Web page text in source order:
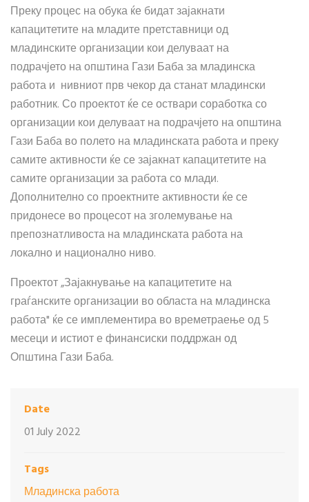
Преку процес на обука ќе бидат зајакнати
капацитетите на младите претставници од
младинските организации кои делуваат на
подрачјето на општина Гази Баба за младинска
работа и нивниот прв чекор да станат младински
работник. Со проектот ќе се оствари соработка со
организации кои делуваат на подрачјето на општина
Гази Баба во полето на младинската работа и преку
самите активности ќе се зајакнат капацитетите на
самите организации за работа со млади.
Дополнително со проектните активности ќе се
придонесе во процесот на зголемување на
препознатливоста на младинската работа на
локално и национално ниво.
Проектот „Зајакнување на капацитетите на
граѓанските организации во областа на младинска
работа" ќе се имплементира во времетраење од 5
месеци и истиот е финансиски поддржан од
Општина Гази Баба.
Date
01 July 2022
Tags
Младинска работа